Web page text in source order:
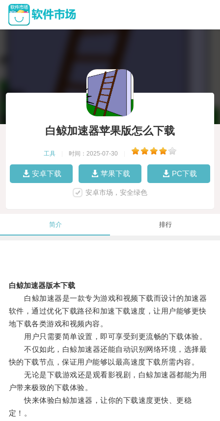
白鲸加速器苹果版怎么下载
工具 时间：2025-07-30
安卓下载 苹果下载 PC下载
安卓市场，安全绿色
简介 排行
白鲸加速器版本下载
白鲸加速器是一款专为游戏和视频下载而设计的加速器
软件，通过优化下载路径和加速下载速度，让用户能够更快
地下载各类游戏和视频内容。
用户只需要简单设置，即可享受到更流畅的下载体验。
不仅如此，白鲸加速器还能自动识别网络环境，选择最
快的下载节点，保证用户能够以最高速度下载所需内容。
无论是下载游戏还是观看影视剧，白鲸加速器都能为用
户带来极致的下载体验。
快来体验白鲸加速器，让你的下载速度更快、更稳
定！。